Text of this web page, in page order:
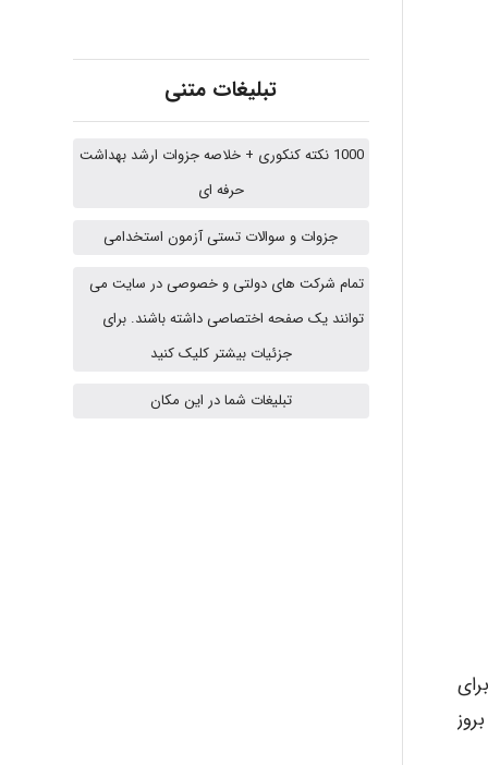
Jafar Tym
HaddadiMahsa
Niloofar
تبلیغات متنی
1000 نکته کنکوری + خلاصه جزوات ارشد بهداشت
حرفه ای
جزوات و سوالات تستی آزمون استخدامی
تمام شرکت های دولتی و خصوصی در سایت می
توانند یک صفحه اختصاصی داشته باشند. برای
جزئیات بیشتر کلیک کنید
تبلیغات شما در این مکان